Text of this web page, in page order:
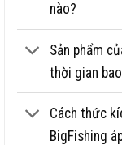
Ưu điểm
Phụ kiện
nào?
Sản phẩm
thời gian
Cách thức
BigFishing